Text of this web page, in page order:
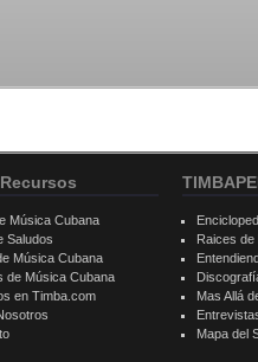
Música Cubana
Saludos
Música Cubana
de Música Cubana
en Timba.com
Raices de
Mas Allá
Mapa del